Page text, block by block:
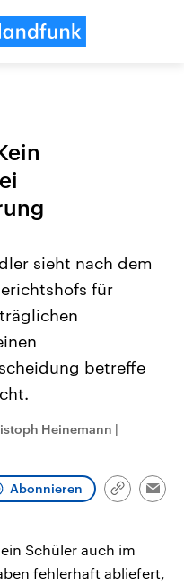
USA
Aktuelle Beiträge,
Hintergründe
gehören die Vereinigten
mit großem Einfluss auf
sieht nach dem
für
betreffe
Heinemann |
Abonnieren
Link
Schüler auch im
fehlerhaft abliefert,